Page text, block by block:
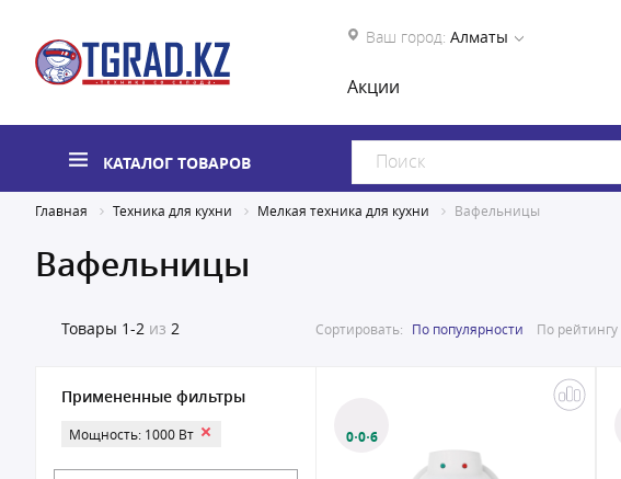
Ваш город: Алматы
Акции
КАТАЛОГ ТОВАРОВ
Главная Техника для кухни Мелкая техника для кухни Вафельницы
Вафельницы
Товары 1-2 из 2 Сортировать: По популярности По рейтингу
Примененные фильтры
Мощность: 1000 Вт 0·0·6